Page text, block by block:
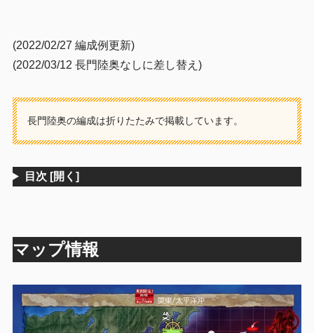
(2022/02/27 編成例更新)
(2022/03/12 長門陸奥なしに差し替え)
長門陸奥の編成は折りたたみで掲載しています。
目次 [開く]
マップ情報